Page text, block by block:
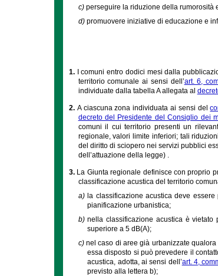
c) perseguire la riduzione della rumorosità
d) promuovere iniziative di educazione e
1. I comuni entro dodici mesi dalla
territorio comunale ai sensi dell’art. 6,
individuate dalla tabella A allegata al
2. A ciascuna zona individuata ai sensi del
decreto del Presidente del Consiglio dei
comuni il cui territorio presenti un
regionale, valori limite inferiori; tali
del diritto di sciopero nei servizi pubblici
dell’attuazione della legge) .
3. La Giunta regionale definisce con proprio
classificazione acustica del territorio
a) la classificazione acustica deve
pianificazione urbanistica;
b)nella classificazione acustica è
superiore a 5 dB(A);
c) nel caso di aree già urbanizzate
essa disposto si può prevedere il
acustica, adotta, ai sensi dell’art. 4,
previsto alla lettera b);